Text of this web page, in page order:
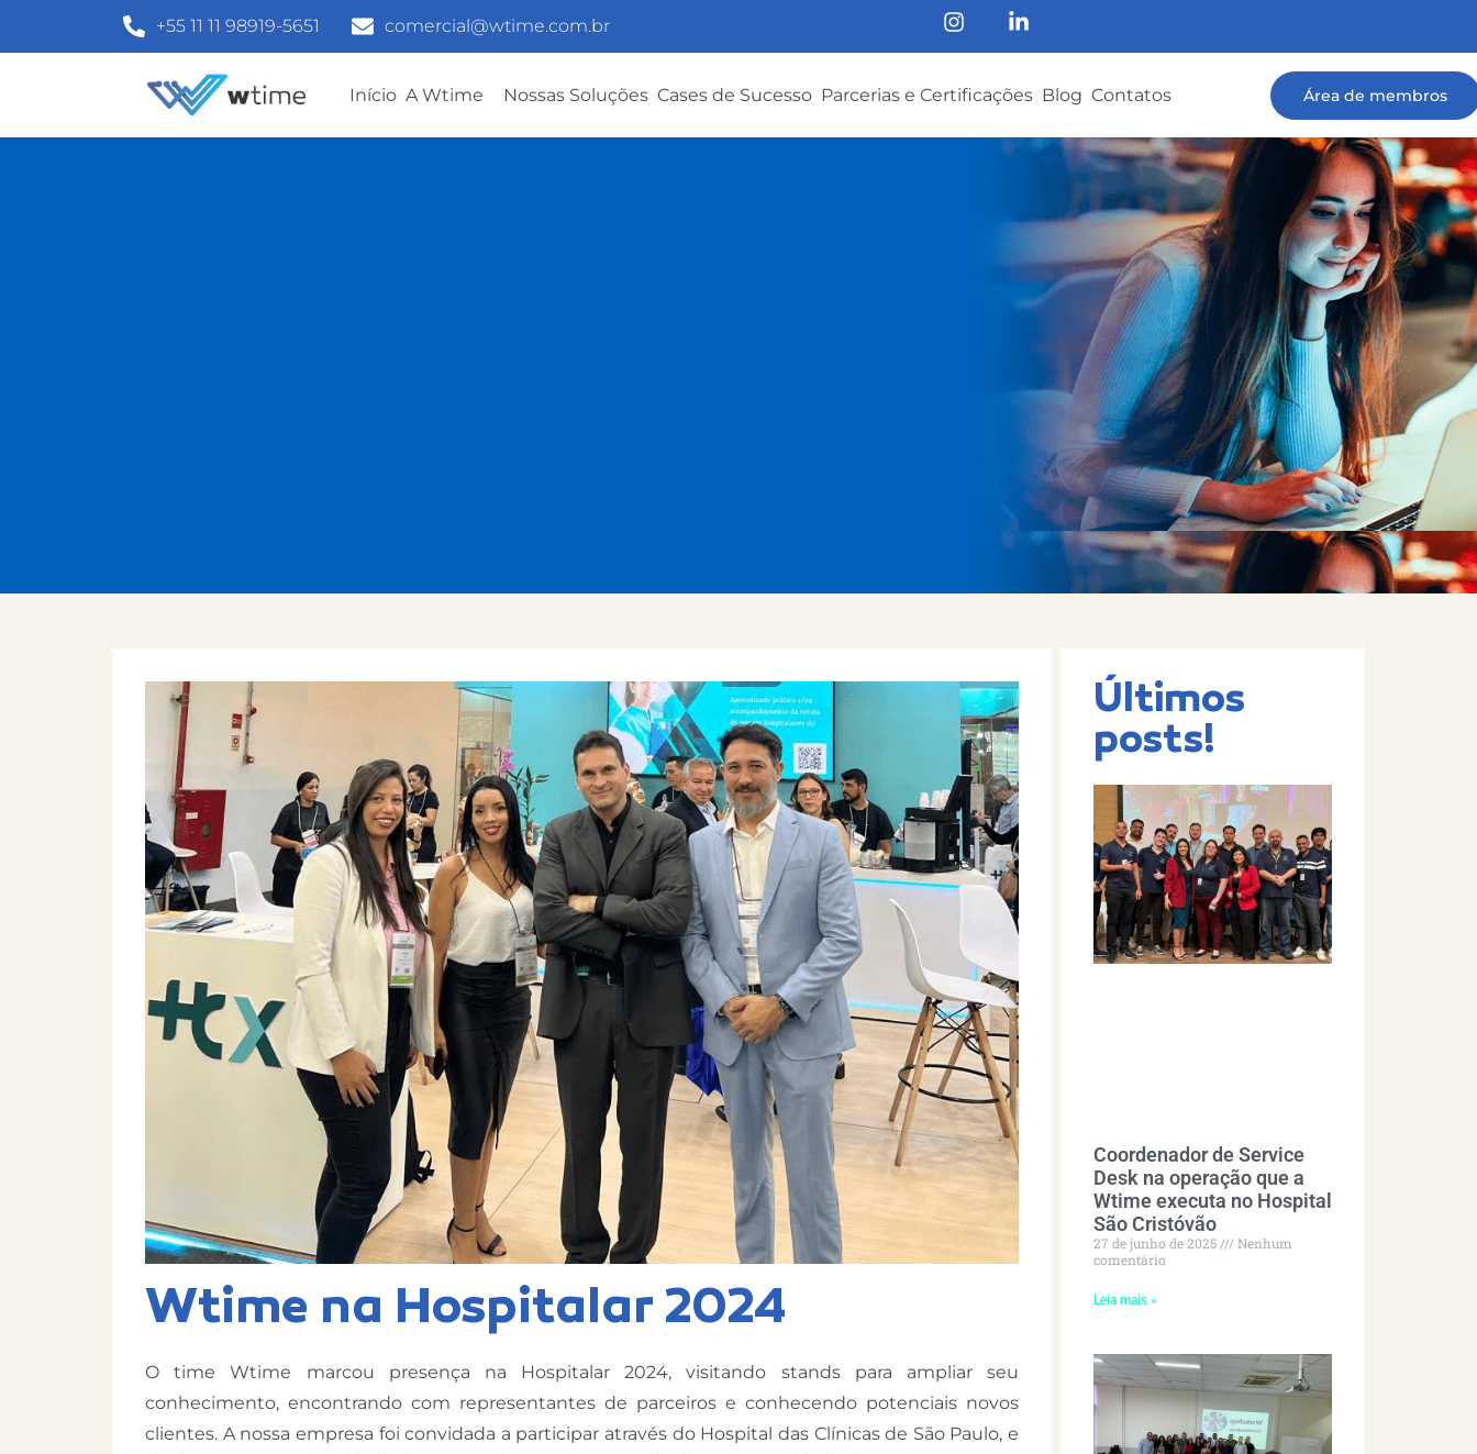
+55 11 11 98919-5651 comercial@wtime.com.br
Início A Wtime Nossas Soluções Cases de Sucesso Parcerias e Certificações Blog Contatos Área de membros
Wtime na Hospitalar 2024
O time Wtime marcou presença na Hospitalar 2024, visitando stands para ampliar seu
conhecimento, encontrando com representantes de parceiros e conhecendo potenciais novos
clientes. A nossa empresa foi convidada a participar através do Hospital das Clínicas de São Paulo, e
Últimos
posts!
Coordenador de Service
Desk na operação que a
Wtime executa no Hospital
São Cristóvão
27 de junho de 2025
Nenhum
comentário
Leia mais »